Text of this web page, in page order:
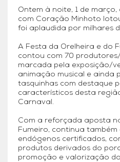
Ontem à noite, 1 de
com Coração Minhoto
foi aplaudida por milhares
A Festa da Orelheira e do
contou com 70
marcada pela exposição/
animação musical e ainda
tasquinhas com destaque
característicos desta
Carnaval.
Com a reforçada aposta
Fumeiro, continua
endógenos certificados,
produtos derivados do
promoção e valorização